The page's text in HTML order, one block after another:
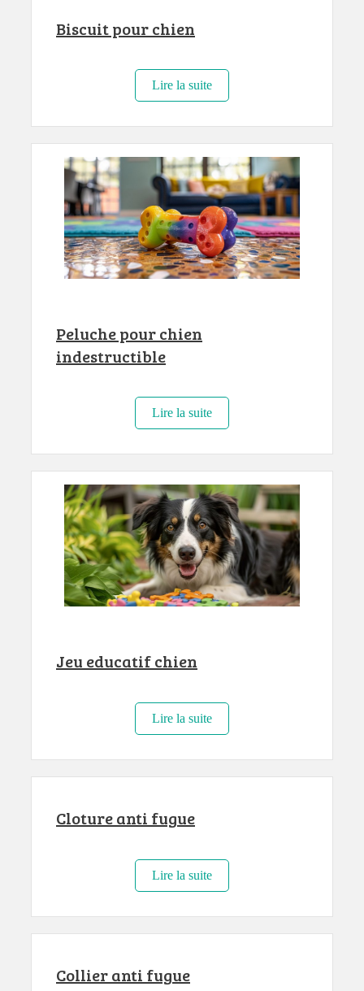
Biscuit pour chien
Lire la suite
Peluche pour chien
indestructible
Lire la suite
Jeu educatif chien
Lire la suite
Cloture anti fugue
Lire la suite
Collier anti fugue